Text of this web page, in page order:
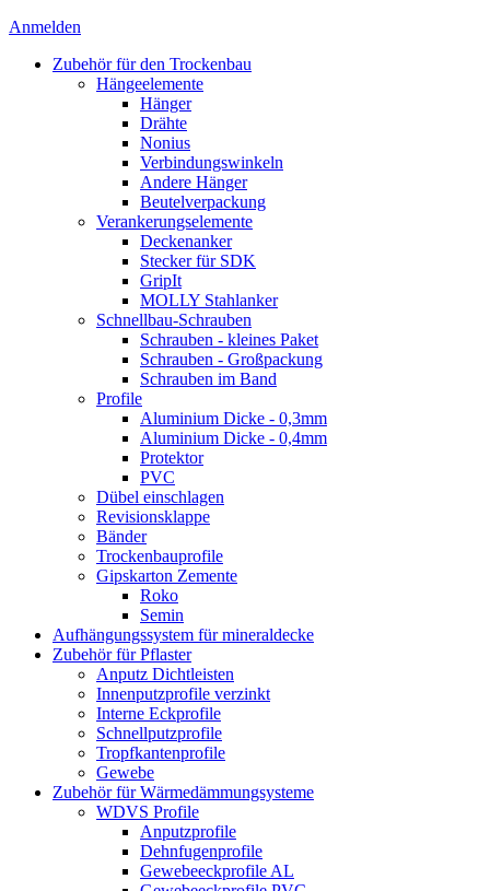
Anmelden
Zubehör für den Trockenbau
Hängeelemente
Hänger
Drähte
Nonius
Verbindungswinkeln
Andere Hänger
Beutelverpackung
Verankerungselemente
Deckenanker
Stecker für SDK
GripIt
MOLLY Stahlanker
Schnellbau-Schrauben
Schrauben - kleines Paket
Schrauben - Großpackung
Schrauben im Band
Profile
Aluminium Dicke - 0,3mm
Aluminium Dicke - 0,4mm
Protektor
PVC
Dübel einschlagen
Revisionsklappe
Bänder
Trockenbauprofile
Gipskarton Zemente
Roko
Semin
Aufhängungssystem für mineraldecke
Zubehör für Pflaster
Anputz Dichtleisten
Innenputzprofile verzinkt
Interne Eckprofile
Schnellputzprofile
Tropfkantenprofile
Gewebe
Zubehör für Wärmedämmungsysteme
WDVS Profile
Anputzprofile
Dehnfugenprofile
Gewebeeckprofile AL